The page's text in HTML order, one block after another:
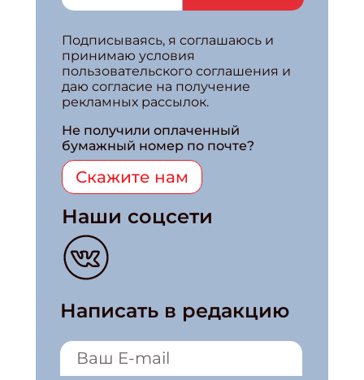
Подписываясь, я соглашаюсь и
принимаю условия
пользовательского соглашения и
даю согласие на получение
рекламных рассылок.
Не получили оплаченный
бумажный номер по почте?
Скажите нам
Наши соцсети
Написать в редакцию